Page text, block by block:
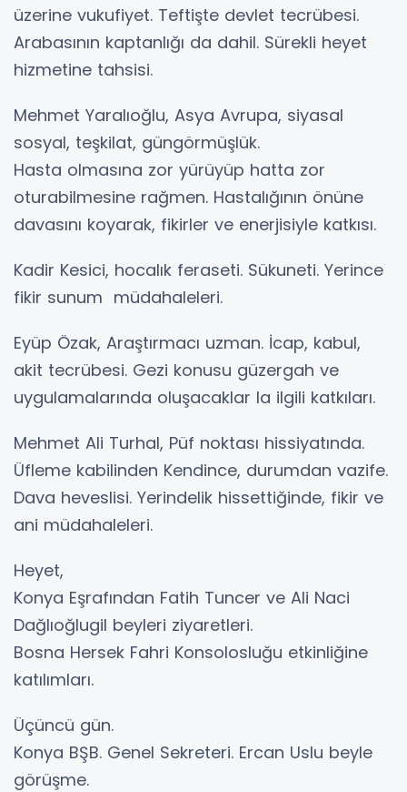
üzerine vukufiyet. Teftişte devlet tecrübesi.
Arabasının kaptanlığı da dahil. Sürekli heyet
hizmetine tahsisi.
Mehmet Yaralıoğlu, Asya Avrupa, siyasal
sosyal, teşkilat, güngörmüşlük.
Hasta olmasına zor yürüyüp hatta zor
oturabilmesine rağmen. Hastalığının önüne
davasını koyarak, fikirler ve enerjisiyle katkısı.
Kadir Kesici, hocalık feraseti. Sükuneti. Yerince
fikir sunum müdahaleleri.
Eyüp Özak, Araştırmacı uzman. İcap, kabul,
akit tecrübesi. Gezi konusu güzergah ve
uygulamalarında oluşacaklar la ilgili katkıları.
Mehmet Ali Turhal, Püf noktası hissiyatında.
Üfleme kabilinden Kendince, durumdan vazife.
Dava heveslisi. Yerindelik hissettiğinde, fikir ve
ani müdahaleleri.
Heyet,
Konya Eşrafından Fatih Tuncer ve Ali Naci
Dağlıoğlugil beyleri ziyaretleri.
Bosna Hersek Fahri Konsolosluğu etkinliğine
katılımları.
Üçüncü gün.
Konya BŞB. Genel Sekreteri. Ercan Uslu beyle
görüşme.